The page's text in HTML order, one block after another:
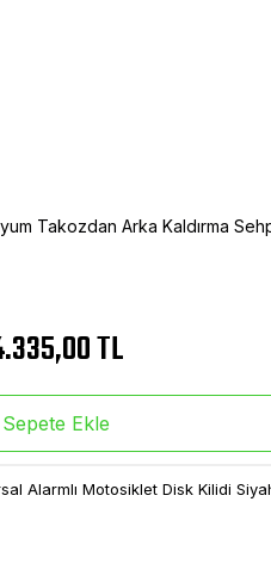
Takozdan Arka Kaldırma
TL
Sepete Ekle